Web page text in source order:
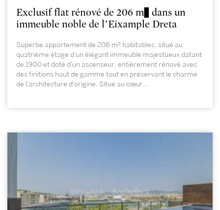
Exclusif flat rénové de 206 m² dans un
immeuble noble de l’Eixample Dreta
Superbe appartement de 206 m² habitables, situé au
quatrième étage d'un élégant immeuble majestueux datant
de 1900 et doté d'un ascenseur, entièrement rénové avec
des finitions haut de gamme tout en préservant le charme
de l'architecture d'origine. Situé au cœur...